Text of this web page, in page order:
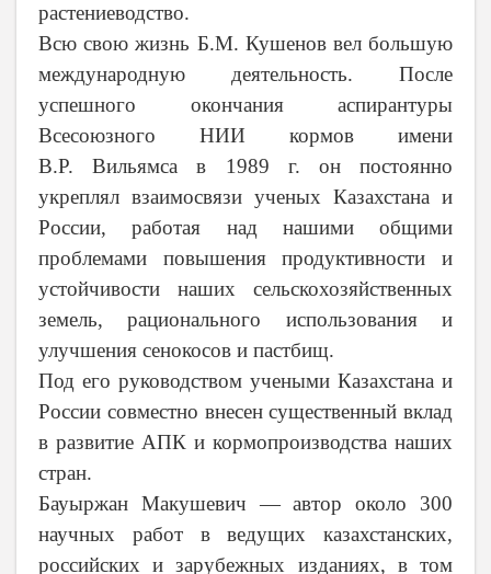
растениеводство.
Всю свою жизнь Б.М. Кушенов вел большую
международную деятельность. После
успешного окончания аспирантуры
Всесоюзного НИИ кормов имени
В.Р. Вильямса в 1989 г. он постоянно
укреплял взаимосвязи ученых Казахстана и
России, работая над нашими общими
проблемами повышения продуктивности и
устойчивости наших сельскохозяйственных
земель, рационального использования и
улучшения сенокосов и пастбищ.
Под его руководством учеными Казахстана и
России совместно внесен существенный вклад
в развитие АПК и кормопроизводства наших
стран.
Бауыржан Макушевич — автор около 300
научных работ в ведущих казахстанских,
российских и зарубежных изданиях, в том